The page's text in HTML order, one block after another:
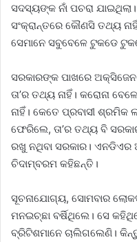
ସଦସ୍ୟଙ୍କ ନାଁ ପଚରା
ସଂକ୍ରାନ୍ତରେ କୌଣସି ତଥ୍ୟ
ସେମାନେ ସବୁବେଳେ ଟୁକଡେ
ସରକାରଙ୍କ ପାଖରେ
ତା’ର ତଥ୍ୟ ନାହିଁ। କରୋନା
ନାହିଁ। କେତେ ପ୍ରବାସୀ
ଫେରିଲେ, ତା’ର ତଥ୍ୟ ବି
ରଖୁ ନଥିବା ସରକାର। ଏନଡିଏର
ଚିଦାମ୍ବରମ କହିଛନ୍ତି।
ସୂଚନାଯୋଗ୍ୟ, ସୋମବାର
ମନଇଚ୍ଛା ବର୍ଷିଥିଲେ। ସେ
ବ୍ରିଟିଶମାନେ ଚାଲିଗଲେଣି।